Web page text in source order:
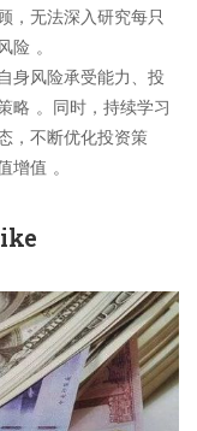
，无法深入研究每只
险 。​
身风险承受能力、投
略 。同时，持续学习
，不断优化投资策
增值 。